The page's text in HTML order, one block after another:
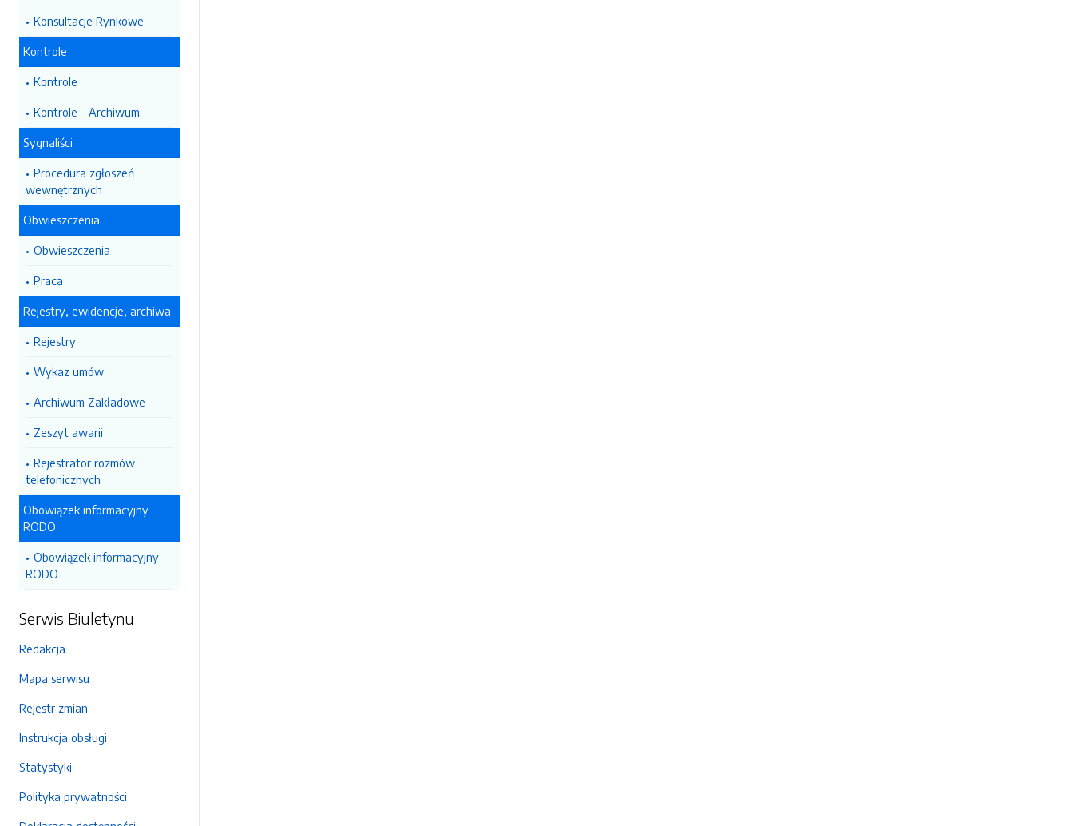
Konsultacje Rynkowe
Kontrole
Kontrole
Kontrole - Archiwum
Sygnaliści
Procedura zgłoszeń
wewnętrznych
Obwieszczenia
Obwieszczenia
Praca
Rejestry, ewidencje, archiwa
Rejestry
Wykaz umów
Archiwum Zakładowe
Zeszyt awarii
Rejestrator rozmów
telefonicznych
Obowiązek informacyjny
RODO
Obowiązek informacyjny
RODO
Serwis Biuletynu
Redakcja
Mapa serwisu
Rejestr zmian
Instrukcja obsługi
Statystyki
Polityka prywatności